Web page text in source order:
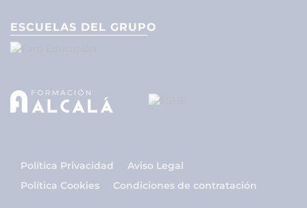
ESCUELAS DEL GRUPO
Política Privacidad
Aviso Legal
Política Cookies
Condiciones de contratación